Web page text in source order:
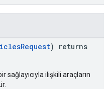
) returns
sağlayıcıyla ilişkili araçların